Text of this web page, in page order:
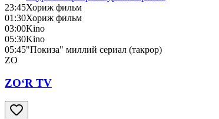
23:45Хориж фильм
01:30Хориж фильм
03:00Kino
05:30Kino
05:45"Покиза" миллий сериал (такрор)
ZO
ZO‘R TV